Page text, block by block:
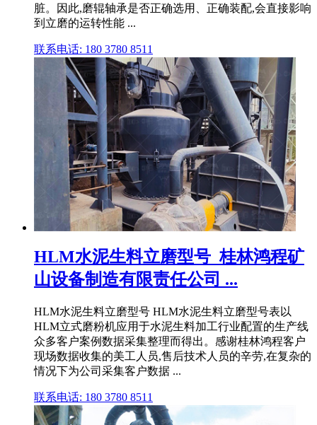
脏。因此,磨辊轴承是否正确选用、正确装配,会直接影响
到立磨的运转性能 ...
联系电话: 180 3780 8511
HLM水泥生料立磨型号_桂林鸿程矿
山设备制造有限责任公司 ...
HLM水泥生料立磨型号 HLM水泥生料立磨型号表以
HLM立式磨粉机应用于水泥生料加工行业配置的生产线
众多客户案例数据采集整理而得出。感谢桂林鸿程客户
现场数据收集的美工人员,售后技术人员的辛劳,在复杂的
情况下为公司采集客户数据 ...
联系电话: 180 3780 8511